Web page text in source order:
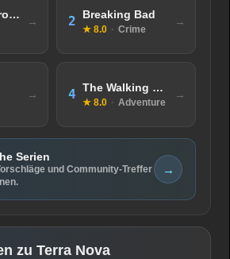
Game of Thrones 2 Breaking Bad
★ 8.0 · Crime
4 The Walking Dead
★ 8.0 · Adventure
Serien
und Community-Treffer
→
zu Terra Nova